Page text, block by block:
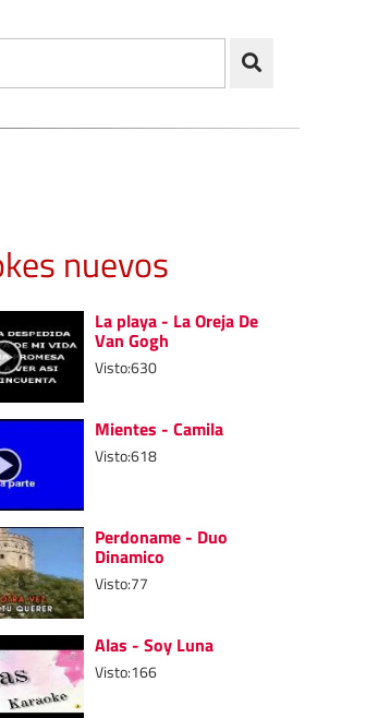
nuevos
La playa - La Oreja De
Van Gogh
Visto:630
Mientes - Camila
Visto:618
Perdoname - Duo
Dinamico
Visto:77
Alas - Soy Luna
Visto:166